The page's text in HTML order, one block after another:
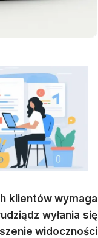
klientów wymaga
wyłania się
widoczności